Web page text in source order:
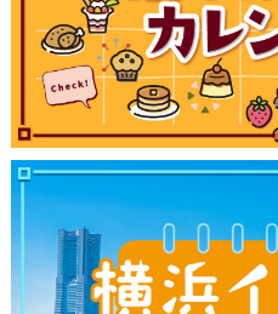
観光ガイド
ランキング
ブログ記事